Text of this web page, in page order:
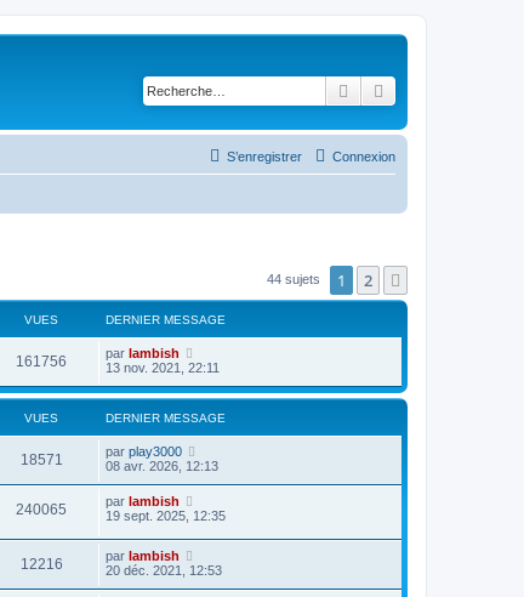
Rechercher
Connexion
S’enregistrer
44 sujets 1 2
VUES DERNIER MESSAGE
161756 par lambish
13 nov. 2021, 22:11
VUES DERNIER MESSAGE
18571 par play3000
08 avr. 2026, 12:13
240065 par lambish
19 sept. 2025, 12:35
12216 par lambish
20 déc. 2021, 12:53